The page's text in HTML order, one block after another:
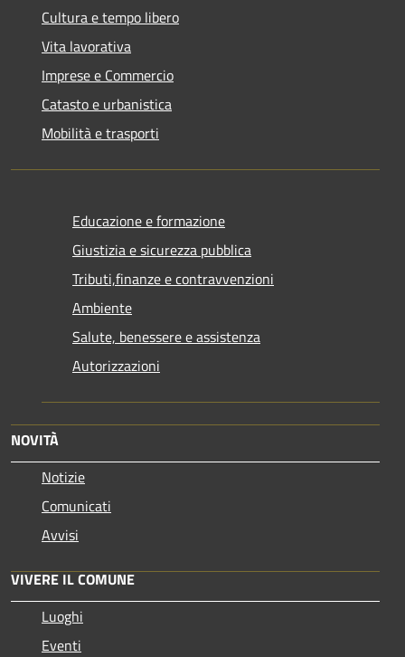
Cultura e tempo libero
Vita lavorativa
Imprese e Commercio
Catasto e urbanistica
Mobilità e trasporti
Educazione e formazione
Giustizia e sicurezza pubblica
Tributi,finanze e contravvenzioni
Ambiente
Salute, benessere e assistenza
Autorizzazioni
NOVITÀ
Notizie
Comunicati
Avvisi
VIVERE IL COMUNE
Luoghi
Eventi